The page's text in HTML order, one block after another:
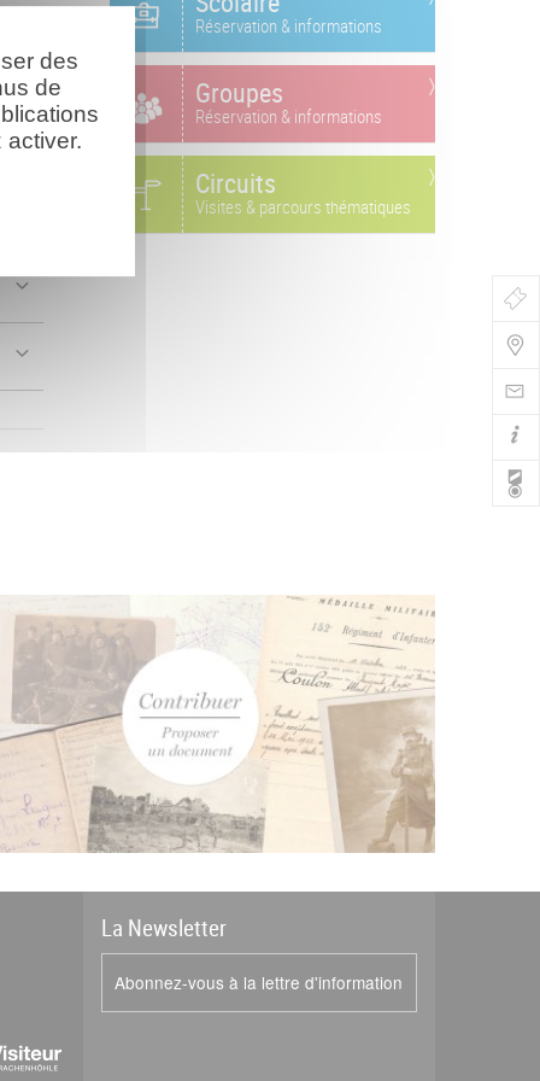
de
Réservation & informations
Groupes
Réservation & informations
Circuits
Visites & parcours thématiques
La Newsletter
Abonnez-vous à la lettre d'information
des
de